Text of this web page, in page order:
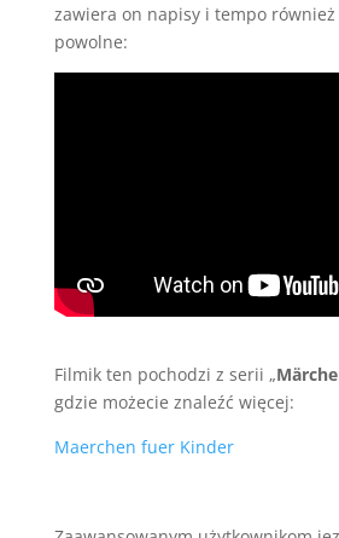
zawiera on napisy i tempo również
powolne:
Filmik ten pochodzi z serii „
gdzie możecie znaleźć więcej:
Maerchen fuer Kinder